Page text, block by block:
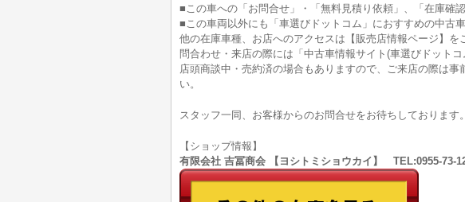
■この車への「お問合せ」・「無料見積り依頼」、「在庫確
■この車両以外にも「車選びドットコム」におすすめの中古
他の在庫車種、お店へのアクセスは【販売店情報ページ】を
問合わせ・来店の際には「中古車情報サイト(車選びドットコ
店頭商談中・売約済の場合もありますので、ご来店の際は
い。
スタッフ一同、お客様からのお問合せをお待ちしております。
【ショップ情報】
有限会社 吉冨商会 【ヨシトミショウカイ】 TEL:0955-73-